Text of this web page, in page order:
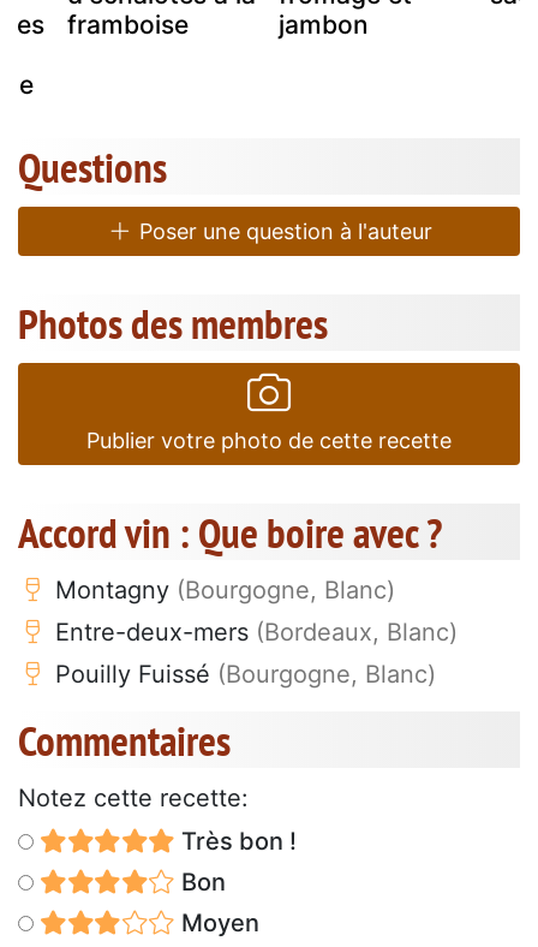
framboise
jambon
Questions
Poser une question à l'auteur
Photos des membres
Publier votre photo de cette recette
Accord vin : Que boire avec ?
Montagny (Bourgogne, Blanc)
Entre-deux-mers (Bordeaux, Blanc)
Pouilly Fuissé (Bourgogne, Blanc)
Commentaires
Notez cette recette:
Très bon !
Bon
Moyen